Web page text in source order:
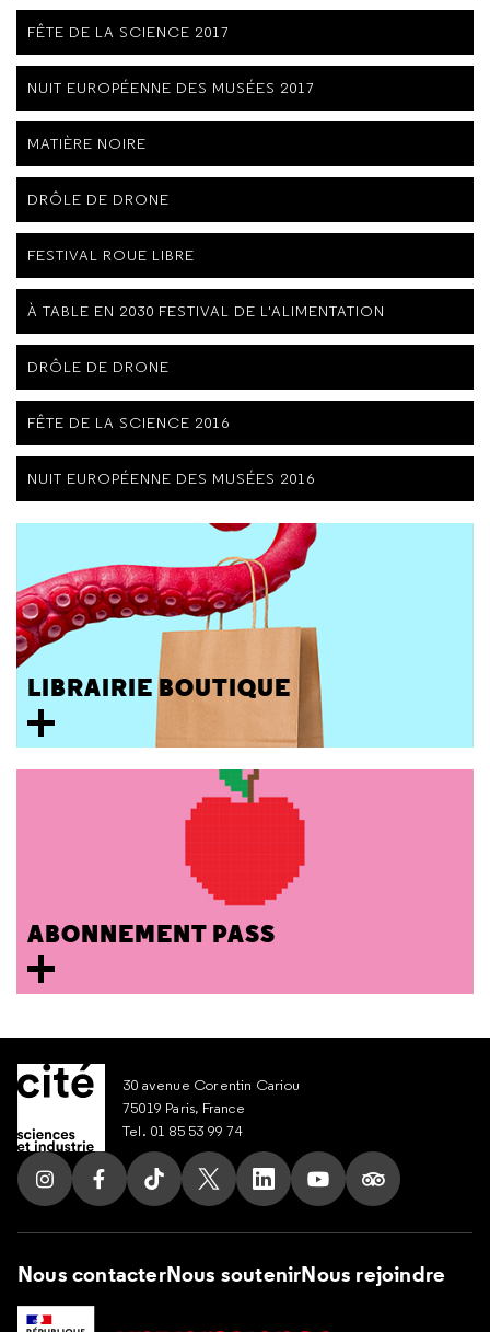
FÊTE DE LA SCIENCE 2017
NUIT EUROPÉENNE DES MUSÉES 2017
MATIÈRE NOIRE
DRÔLE DE DRONE
FESTIVAL ROUE LIBRE
À TABLE EN 2030 FESTIVAL DE L'ALIMENTATION
DRÔLE DE DRONE
FÊTE DE LA SCIENCE 2016
NUIT EUROPÉENNE DES MUSÉES 2016
LIBRAIRIE BOUTIQUE
ABONNEMENT PASS
30 avenue Corentin Cariou
75019 Paris, France
Tel. 01 85 53 99 74
Suivez nous sur Instagram
Suivez nous sur Facebook
Suivez nous sur Tik Tok
Suivez nous sur X
Suivez nous sur LinkedIn
Suivez nous sur
Suivez nous
Nous contacterNous soutenirNous rejoindre